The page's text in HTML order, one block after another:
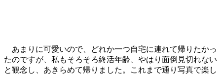
あまりに可愛いので、どれか一つ自宅に連れて帰りたかっ
たのですが、私もそろそろ終活年齢、やはり面倒見切れない
と観念し、あきらめて帰りました。これまで通り写真で楽し